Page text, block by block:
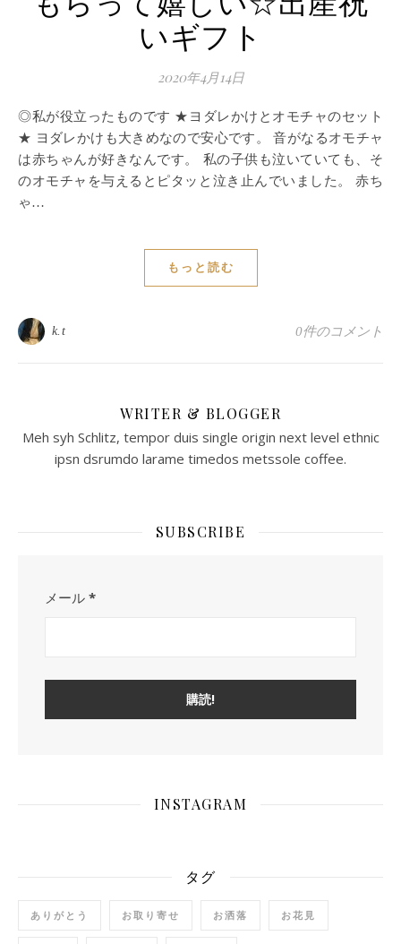
いギフト
2020年4月14日
◎私が役立ったものです ★ヨダレかけとオモチャのセット
★ ヨダレかけも大きめなので安心です。 音がなるオモチャ
は赤ちゃんが好きなんです。 私の子供も泣いていても、そ
のオモチャを与えるとピタッと泣き止んでいました。 赤ち
ゃ…
もっと読む
k.t 0件のコメント
WRITER & BLOGGER
Meh syh Schlitz, tempor duis single origin next level ethnic
ipsn dsrumdo larame timedos metssole coffee.
SUBSCRIBE
メール *
INSTAGRAM
タグ
ありがとう お取り寄せ お洒落 お花見